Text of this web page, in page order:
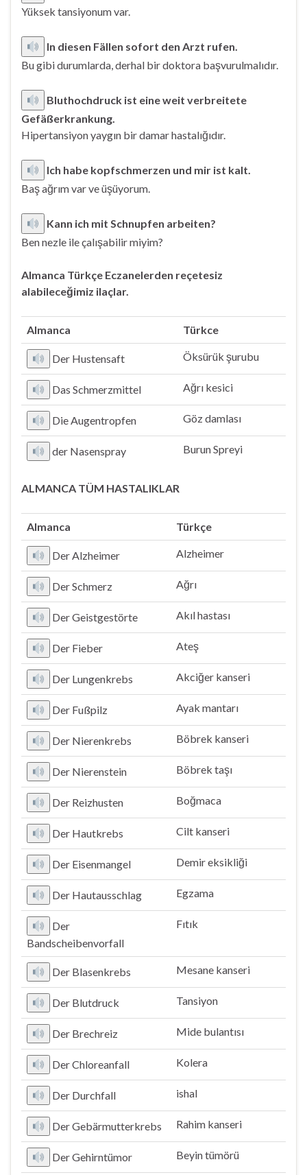
Yüksek tansiyonum var.
In diesen Fällen sofort den Arzt rufen.
Bu gibi durumlarda, derhal bir doktora başvurulmalıdır.
Bluthochdruck ist eine weit verbreitete
Gefäßerkrankung.
Hipertansiyon yaygın bir damar hastalığıdır.
Ich habe kopfschmerzen und mir ist kalt.
Baş ağrım var ve üşüyorum.
Kann ich mit Schnupfen arbeiten?
Ben nezle ile çalışabilir miyim?
Almanca Türkçe Eczanelerden reçetesiz
alabileceğimiz ilaçlar.
Almanca Türkce
Der Hustensaft Öksürük şurubu
Das Schmerzmittel Ağrı kesici
Die Augentropfen Göz damlası
der Nasenspray Burun Spreyi
ALMANCA TÜM HASTALIKLAR
Almanca Türkçe
Der Alzheimer Alzheimer
Der Schmerz Ağrı
Der Geistgestörte Akıl hastası
Der Fieber Ateş
Der Lungenkrebs Akciğer kanseri
Der Fußpilz Ayak mantarı
Der Nierenkrebs Böbrek kanseri
Der Nierenstein Böbrek taşı
Der Reizhusten Boğmaca
Der Hautkrebs Cilt kanseri
Der Eisenmangel Demir eksikliği
Der Hautausschlag Egzama
Der
Bandscheibenvorfall
Fıtık
Der Blasenkrebs Mesane kanseri
Der Blutdruck Tansiyon
Der Brechreiz Mide bulantısı
Der Chloreanfall Kolera
Der Durchfall ishal
Der Gebärmutterkrebs Rahim kanseri
Der Gehirntümor Beyin tümörü